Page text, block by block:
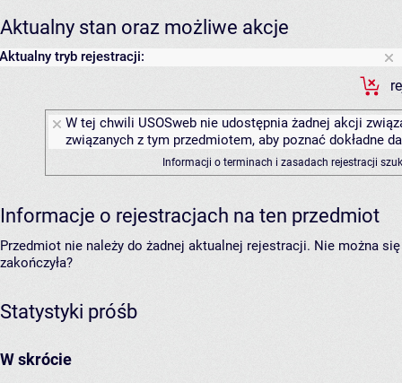
Aktualny stan oraz możliwe akcje
Aktualny tryb rejestracji:
W tej chwili USOSweb nie udostępnia żadnej akcji
związanych z tym przedmiotem, aby poznać dokładne
Informacji o terminach i zasadach rejestracji
Informacje o rejestracjach na ten przedmiot
Przedmiot nie należy do żadnej aktualnej rejestracji. Nie można
zakończyła?
Statystyki próśb
W skrócie